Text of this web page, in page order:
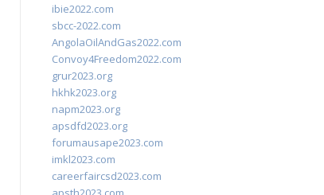
ibie2022.com
sbcc-2022.com
AngolaOilAndGas2022.com
Convoy4Freedom2022.com
grur2023.org
hkhk2023.org
napm2023.org
apsdfd2023.org
forumausape2023.com
imkl2023.com
careerfaircsd2023.com